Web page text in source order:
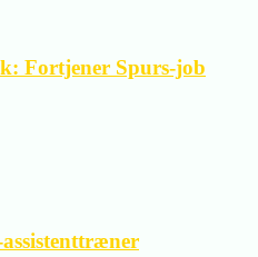
Fortjener Spurs-job